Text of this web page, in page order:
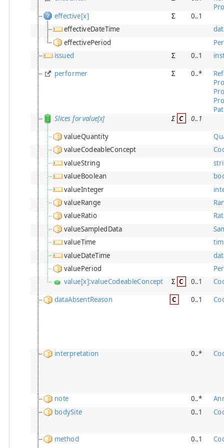
effective[x]
Σ
0..1
effectiveDateTime
effectivePeriod
issued
Σ 0..1
performer
Σ 0..*
Slices for value[x]
Σ C 0.. 1
valueQuantity
valueCodeableConcept
valueString
valueBoolean
valueInteger
valueRange
valueRatio
valueSampledData
valueTime
valueDateTime
valuePeriod
value[x]:valueCodeableConcept
Σ C 0..1
dataAbsentReason
C 0..1
interpretation 0..*
note 0..*
bodySite
0..1
method 0..1